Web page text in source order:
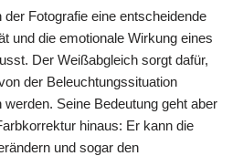
Fotografie eine entscheidende
und die emotionale Wirkung eines
Der Weißabgleich sorgt dafür,
der Beleuchtungssituation
Seine Bedeutung geht aber
hinaus: Er kann die
und sogar den